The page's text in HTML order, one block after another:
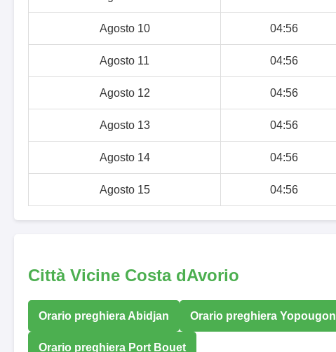
Agosto 10 04:56
Agosto 11 04:56
Agosto 12 04:56
Agosto 13 04:56
Agosto 14 04:56
Agosto 15 04:56
Città Vicine Costa dAvorio
Orario preghiera Abidjan Orario preghiera Yopougon
Orario preghiera Port Bouet